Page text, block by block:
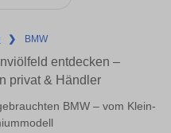
❯ BMW
entdecken –
privat & Händler
BMW – vom Klein-